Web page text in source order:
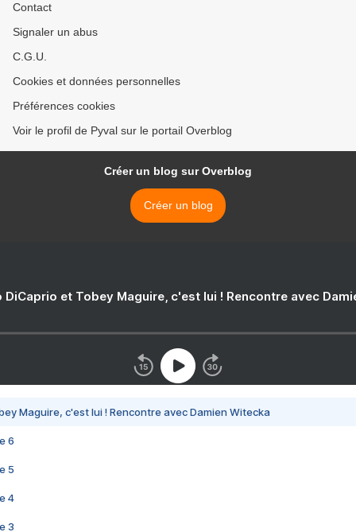
Contact
Signaler un abus
C.G.U.
Cookies et données personnelles
Préférences cookies
Voir le profil de Pyval sur le portail Overblog
Créer un blog sur Overblog
Créer un blog
DiCaprio et Tobey Maguire, c'est lui ! Rencontre avec
Maguire, c'est lui ! Rencontre avec Damien Witecka
6
5
4
3